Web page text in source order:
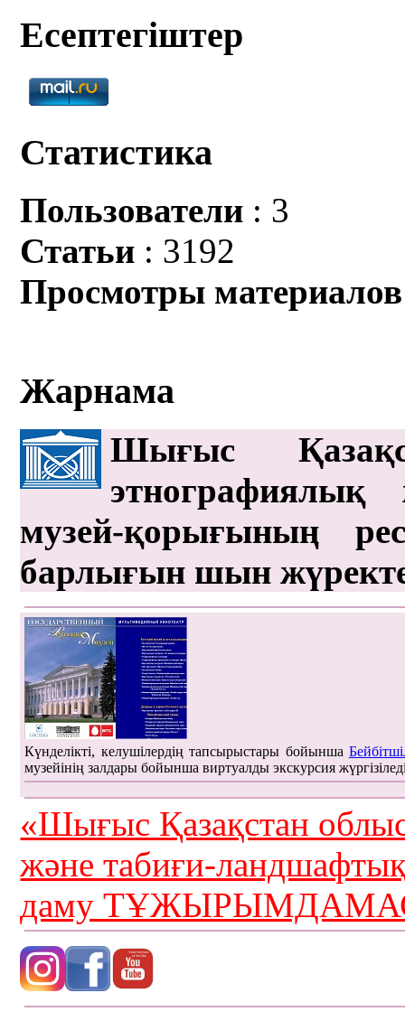
Есептегіштер
Статистика
Пользователи : 3
Статьи : 3192
Просмотры материалов
Жарнама
Шығыс
этнографиялық
музей-қорығының
барлығын шын
Күнделікті, келушілердің тапсырыстары бойынша
музейінің залдары бойынша виртуалды экскурсия
«Шығыс Қазақстан
және табиғи-
даму